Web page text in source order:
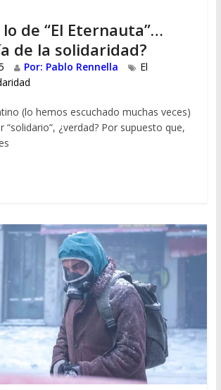
de “El Eternauta”…
de la solidaridad?
Por: Pablo Rennella
El
(lo hemos escuchado muchas veces)
“solidario”, ¿verdad? Por supuesto que,